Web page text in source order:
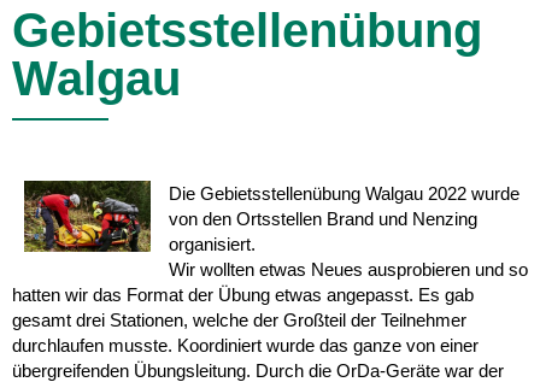
Gebietsstellenübung
Walgau
Die Gebietsstellenübung Walgau 2022 wurde
von den Ortsstellen Brand und Nenzing
organisiert.
Wir wollten etwas Neues ausprobieren und so
hatten wir das Format der Übung etwas angepasst. Es gab
gesamt drei Stationen, welche der Großteil der Teilnehmer
durchlaufen musste. Koordiniert wurde das ganze von einer
übergreifenden Übungsleitung. Durch die OrDa-Geräte war der